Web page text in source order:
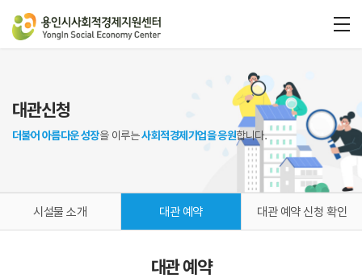
대관신청
더불어 아름다운 성장을 이루는사회적경제기업을 응원합니다.
시설물 소개 대관 예약 대관 예약 신청 확인
대관 예약